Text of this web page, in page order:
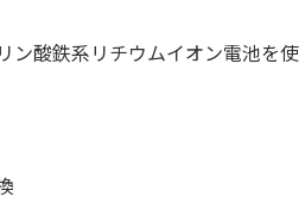
ン酸鉄系リチウムイオン電池を使